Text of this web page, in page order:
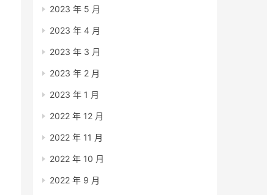
2023 年 5 月
2023 年 4 月
2023 年 3 月
2023 年 2 月
2023 年 1 月
2022 年 12 月
2022 年 11 月
2022 年 10 月
2022 年 9 月